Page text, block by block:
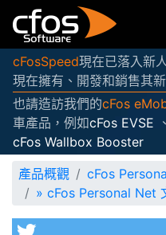
cFosSpeed現在已落入新
現在擁有、開發和銷售其
也請造訪我們的cFos
車產品，例如cFos EVSE 、
cFos Wallbox Booster
產品概觀
cFos
» cFos Personal Net